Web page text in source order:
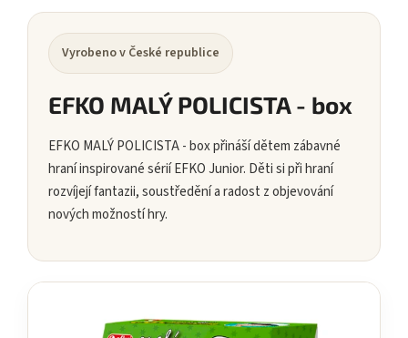
Vyrobeno v České republice
EFKO MALÝ POLICISTA - box
EFKO MALÝ POLICISTA - box přináší dětem zábavné
hraní inspirované sérií EFKO Junior. Děti si při hraní
rozvíjejí fantazii, soustředění a radost z objevování
nových možností hry.